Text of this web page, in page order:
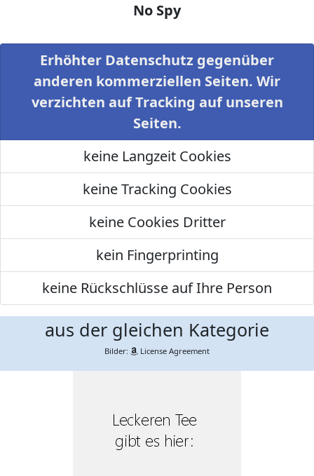
No Spy
Erhöhter Datenschutz gegenüber
anderen kommerziellen Seiten. Wir
verzichten auf Tracking auf unseren
Seiten.
keine Langzeit Cookies
keine Tracking Cookies
keine Cookies Dritter
kein Fingerprinting
keine Rückschlüsse auf Ihre Person
aus der gleichen Kategorie
Bilder: License Agreement